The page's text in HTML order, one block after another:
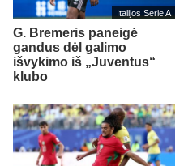
Italijos Serie A
G. Bremeris paneigė
gandus dėl galimo
išvykimo iš „Juventus“
klubo